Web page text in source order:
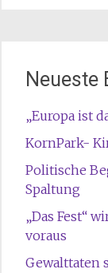
Neueste
„Europa ist
KornPark-
Politische
Spaltung
„Das Fest“
voraus
Gewalttaten